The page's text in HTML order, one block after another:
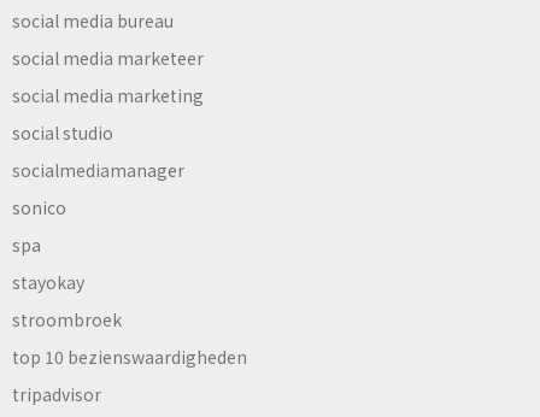
social media bureau
social media marketeer
social media marketing
social studio
socialmediamanager
sonico
spa
stayokay
stroombroek
top 10 bezienswaardigheden
tripadvisor